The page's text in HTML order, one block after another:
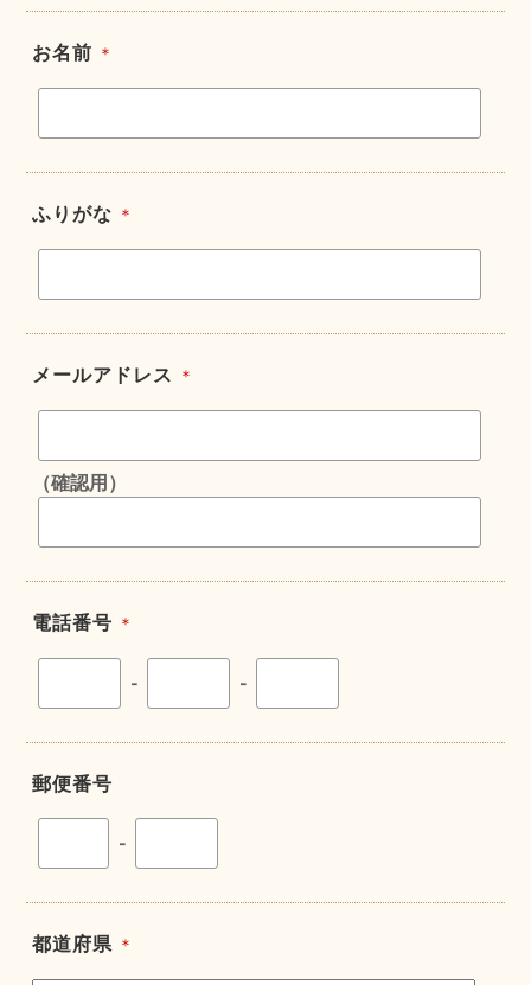
お名前 ＊
ふりがな ＊
メールアドレス ＊
（確認用）
電話番号 ＊
- -
郵便番号
-
都道府県 ＊